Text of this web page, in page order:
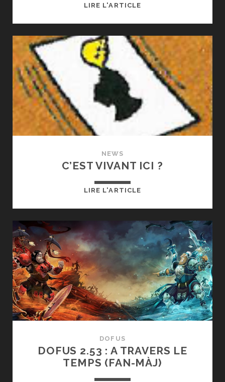
LIRE L'ARTICLEREFONTE
SAGESSE
–
LES
IDOLES
MAUDITES
SPOUTAHALA
NEWS
C’EST VIVANT ICI ?
LIRE L'ARTICLEC’EST
DOFUS
DOFUS 2.53 : A TRAVERS LE
TEMPS (FAN-MÀJ)